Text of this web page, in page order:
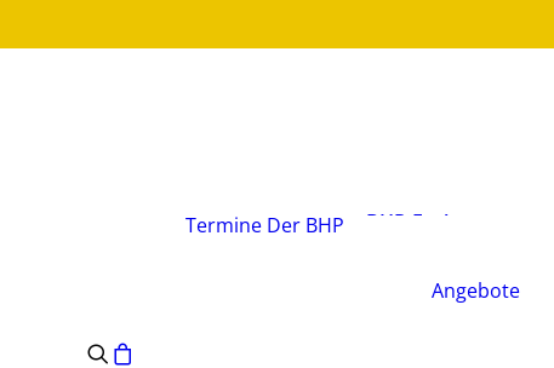
Termine Der BHP
BHP-Fachgruppen
Satzung des BHP
Angebote